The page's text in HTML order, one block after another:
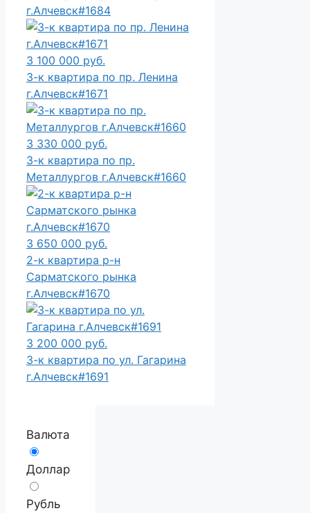
г.Алчевск#1684
3 100 000 руб.
3-к квартира по пр. Ленина
г.Алчевск#1671
3 330 000 руб.
3-к квартира по пр.
Металлургов г.Алчевск#1660
3 650 000 руб.
2-к квартира р-н
Сарматского рынка
г.Алчевск#1670
3 200 000 руб.
3-к квартира по ул. Гагарина
г.Алчевск#1691
Валюта
Доллар
Рубль